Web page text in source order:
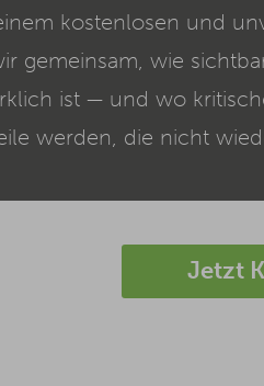
kostenlosen und
gemeinsam, wie
ist — und wo
werden, die nicht
Jetzt